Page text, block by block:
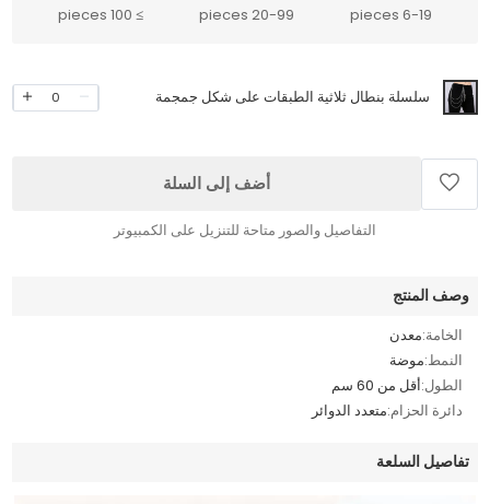
6-19 pieces
20-99 pieces
≥ 100 pieces
سلسلة بنطال ثلاثية الطبقات على شكل جمجمة 0
أضف إلى السلة
التفاصيل والصور متاحة للتنزيل على الكمبيوتر
وصف المنتج
الخامة:معدن
النمط:موضة
الطول:أقل من 60 سم
دائرة الحزام:متعدد الدوائر
تفاصيل السلعة